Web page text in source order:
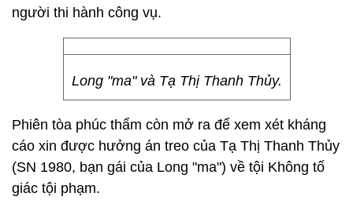
người thi hành công vụ.
Long "ma" và Tạ Thị Thanh Thủy.
Phiên tòa phúc thẩm còn mở ra để xem xét kháng
cáo xin được hưởng án treo của Tạ Thị Thanh Thủy
(SN 1980, bạn gái của Long "ma") về tội Không tố
giác tội phạm.